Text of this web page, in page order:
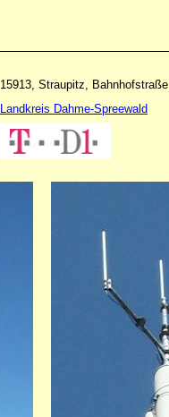
15913, Straupitz, Bahnhofstraße
Landkreis Dahme-Spreewald